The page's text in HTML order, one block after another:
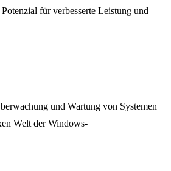
für verbesserte Leistung und
und Wartung von Systemen
Welt der Windows-